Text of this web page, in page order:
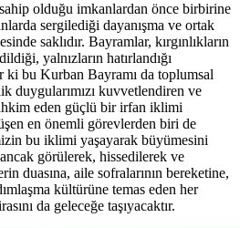
olduğu imkanlardan önce birbirine
sergilediği dayanışma ve ortak
saklıdır. Bayramlar, kırgınlıkların
yalnızların hatırlandığı
ki bu Kurban Bayramı da toplumsal
duygularımızı kuvvetlendiren ve
eden güçlü bir irfan iklimi
en önemli görevlerden biri de
bu iklimi yaşayarak büyümesini
görülerek, hissedilerek ve
duasına, aile sofralarının bereketine,
kültürüne temas eden her
da geleceğe taşıyacaktır.